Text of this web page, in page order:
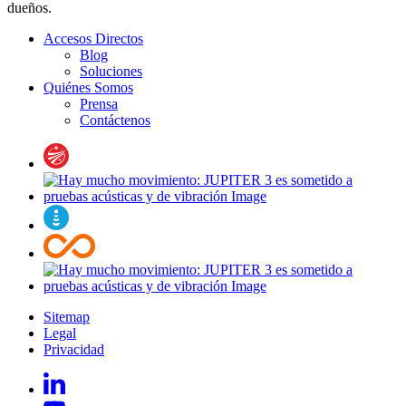
dueños.
Accesos Directos
Blog
Soluciones
Quiénes Somos
Prensa
Contáctenos
Sitemap
Legal
Privacidad